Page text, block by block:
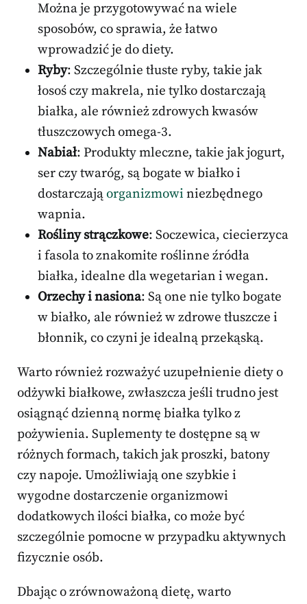
Można je przygotowywać na wiele
sposobów, co sprawia, że łatwo
wprowadzić je do diety.
Ryby: Szczególnie tłuste ryby, takie jak
łosoś czy makrela, nie tylko dostarczają
białka, ale również zdrowych kwasów
tłuszczowych omega-3.
Nabiał: Produkty mleczne, takie jak jogurt,
ser czy twaróg, są bogate w białko i
dostarczająorganizmowi niezbędnego
wapnia.
Rośliny strączkowe: Soczewica, ciecierzyca
i fasola to znakomite roślinne źródła
białka, idealne dla wegetarian i wegan.
Orzechy i nasiona: Są one nie tylko bogate
w białko, ale również w zdrowe tłuszcze i
błonnik, co czyni je idealną przekąską.
Warto również rozważyć uzupełnienie diety o
odżywki białkowe, zwłaszcza jeśli trudno jest
osiągnąć dzienną normę białka tylko z
pożywienia. Suplementy te dostępne są w
różnych formach, takich jak proszki, batony
czy napoje. Umożliwiają one szybkie i
wygodne dostarczenie organizmowi
dodatkowych ilości białka, co może być
szczególnie pomocne w przypadku aktywnych
fizycznie osób.
Dbając o zrównoważoną dietę, warto